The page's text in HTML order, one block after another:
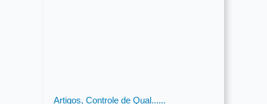
Artigos, Controle de Qual......